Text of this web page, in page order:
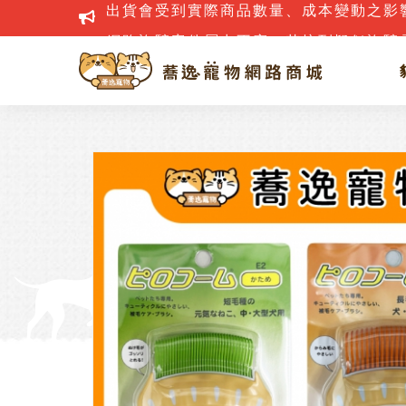
網路詐騙案件層出不窮，若接到疑似詐